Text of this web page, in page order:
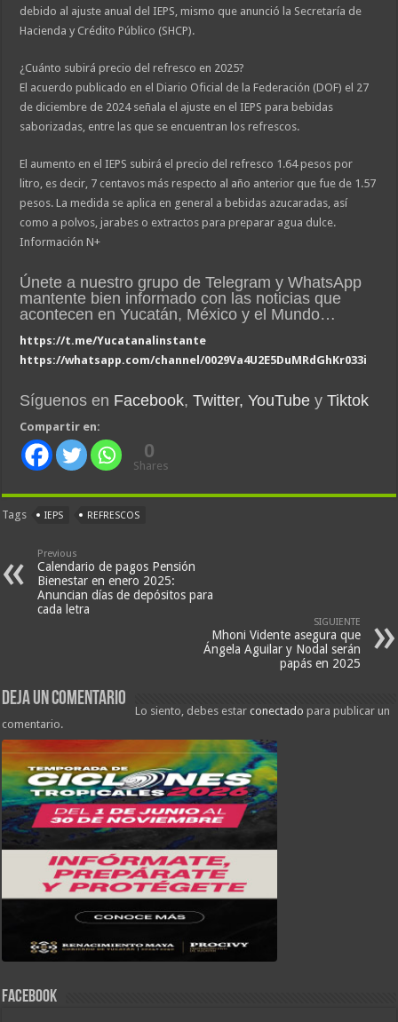
debido al ajuste anual del IEPS, mismo que anunció la Secretaría de
Hacienda y Crédito Público (SHCP).
¿Cuánto subirá precio del refresco en 2025?
El acuerdo publicado en el Diario Oficial de la Federación (DOF) el 27
de diciembre de 2024 señala el ajuste en el IEPS para bebidas
saborizadas, entre las que se encuentran los refrescos.
El aumento en el IEPS subirá el precio del refresco 1.64 pesos por
litro, es decir, 7 centavos más respecto al año anterior que fue de 1.57
pesos. La medida se aplica en general a bebidas azucaradas, así
como a polvos, jarabes o extractos para preparar agua dulce.
Información N+
Únete a nuestro grupo de Telegram y WhatsApp
mantente bien informado con las noticias que
acontecen en Yucatán, México y el Mundo…
https://t.me/Yucatanalinstante
https://whatsapp.com/channel/0029Va4U2E5DuMRdGhKr033i
Síguenos en Facebook,Twitter, YouTube yTiktok
Compartir en:
0
Shares
Tags IEPS REFRESCOS
Previous
Calendario de pagos Pensión
Bienestar en enero 2025:
Anuncian días de depósitos para
cada letra
SIGUIENTE
Mhoni Vidente asegura que
Ángela Aguilar y Nodal serán
papás en 2025
Deja un comentario
Lo siento, debes estarconectado para publicar un
comentario.
FACEBOOK